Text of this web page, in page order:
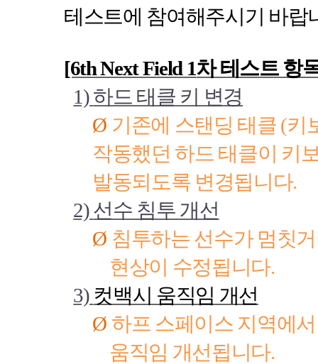
테스트에 참여해주시기 바랍
[6th Next Field 1차 테스트 항
1)하드 태클 키 변경
Ø 기존에 스탠딩 태클 (키
작동했던 하드 태클이 키
발동되도록 변경됩니다.
2)선수 침투 개선
Ø 침투하는 선수가 멈칫
현상이 수정됩니다.
3) 컷백시 움직임 개선
Ø 하프 스페이스 지역에
움직임 개선됩니다.